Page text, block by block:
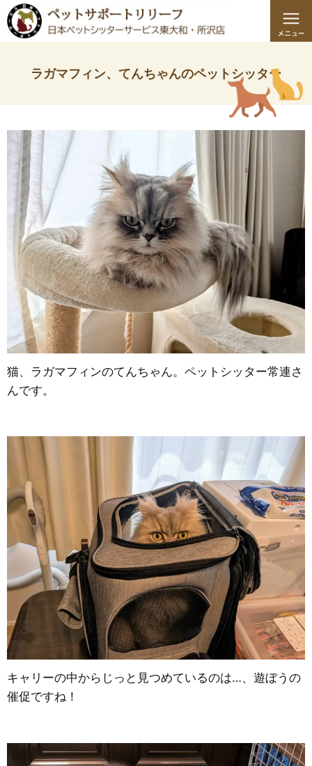
ラガマフィン、てんちゃんのペットシッター
猫、ラガマフィンのてんちゃん。ペットシッター常連さ
んです。
キャリーの中からじっと見つめているのは…、遊ぼうの
催促ですね！